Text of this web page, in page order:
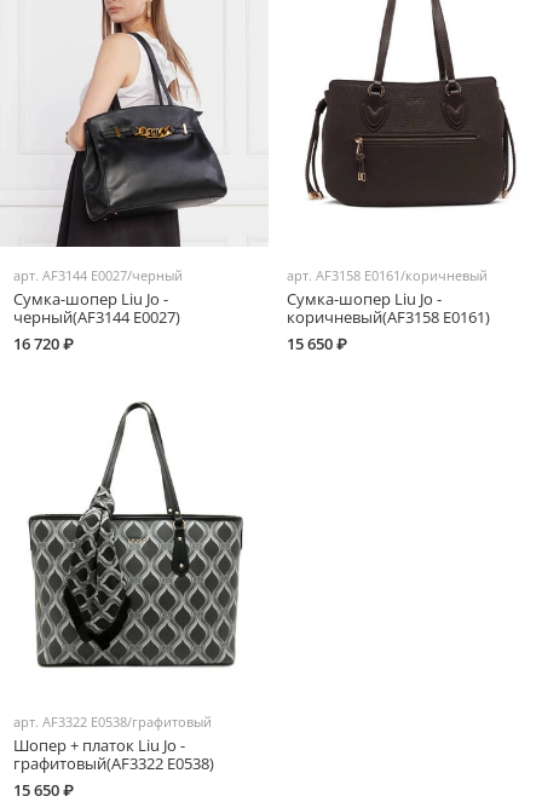
арт.AF3144 E0027/черный
Сумка-шопер Liu Jo -
черный(AF3144 E0027)
16 720 ₽
арт. AF3158 E0161/коричневый
Сумка-шопер Liu Jo -
коричневый(AF3158 E0161)
15 650 ₽
арт.AF3322 E0538/графитовый
Шопер + платок Liu Jo -
графитовый(AF3322 E0538)
15 650 ₽